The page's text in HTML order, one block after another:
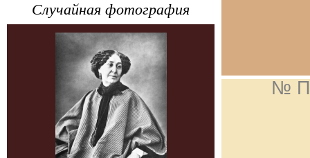
Случайная фотография
№